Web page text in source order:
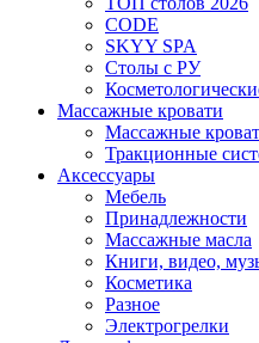
CODE
SKYY SPA
Столы с РУ
Массажные кровати
Массажные
Тракционные
Аксессуары
Мебель
Принадлежности
Массажные масла
Книги, видео,
Косметика
Разное
Электрогрелки